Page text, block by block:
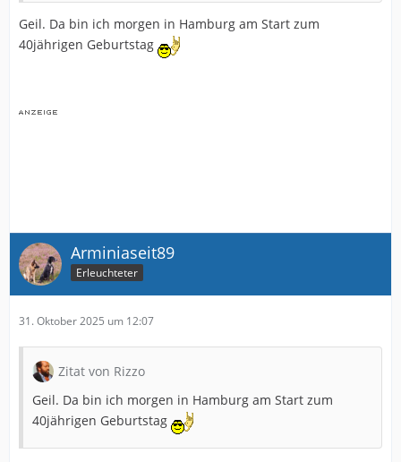
Geil. Da bin ich morgen in Hamburg am Start zum
40jährigen Geburtstag
Arminiaseit89
Erleuchteter
31. Oktober 2025 um 12:07
Zitat von Rizzo
Geil. Da bin ich morgen in Hamburg am Start zum
40jährigen Geburtstag